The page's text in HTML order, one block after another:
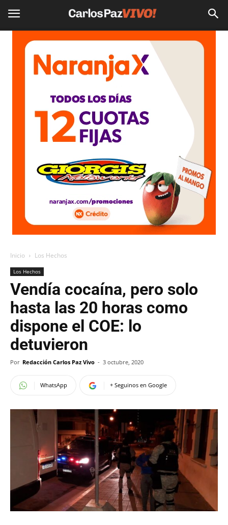
Inicio Los Hechos
Los Hechos
Vendía cocaína, pero solo
hasta las 20 horas como
dispone el COE: lo
detuvieron
Por Redacción Carlos Paz Vivo - 3 octubre, 2020
WhatsApp + Seguinos en Google